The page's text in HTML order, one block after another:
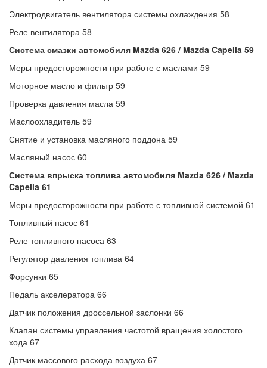
Электродвигатель вентилятора системы охлаждения 58
Реле вентилятора 58
Система смазки автомобиля Mazda 626 / Mazda Capella 59
Меры предосторожности при работе с маслами 59
Моторное масло и фильтр 59
Проверка давления масла 59
Маслоохладитель 59
Снятие и установка масляного поддона 59
Масляный насос 60
Система впрыска топлива автомобиля Mazda 626 / Mazda
Capella 61
Меры предосторожности при работе с топливной системой 61
Топливный насос 61
Реле топливного насоса 63
Регулятор давления топлива 64
Форсунки 65
Педаль акселератора 66
Датчик положения дроссельной заслонки 66
Клапан системы управления частотой вращения холостого
хода 67
Датчик массового расхода воздуха 67